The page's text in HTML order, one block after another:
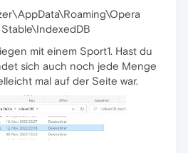
mit einem Sport1. Hast du
sich auch noch jede Menge
mal auf der Seite war.